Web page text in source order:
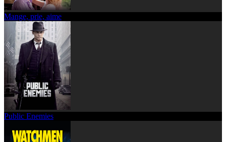
Mange, prie, aime
Public Enemies